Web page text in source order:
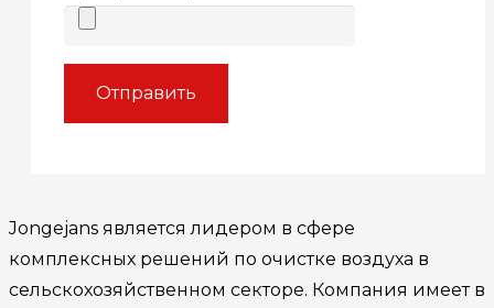
Jongejans является лидером в сфере
комплексных решений по очистке воздуха в
сельскохозяйственном секторе. Компания имеет в